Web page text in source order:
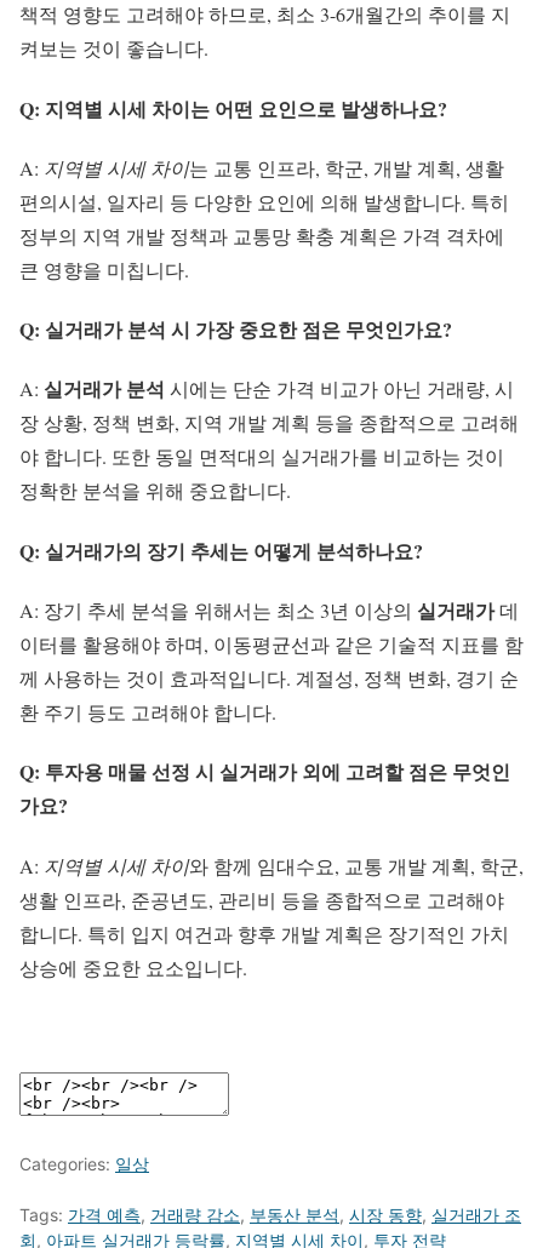
책적 영향도 고려해야 하므로, 최소 3-6개월간의 추이를 지
켜보는 것이 좋습니다.
Q: 지역별 시세 차이는 어떤 요인으로 발생하나요?
A: 지역별 시세 차이는 교통 인프라, 학군, 개발 계획, 생활
편의시설, 일자리 등 다양한 요인에 의해 발생합니다. 특히
정부의 지역 개발 정책과 교통망 확충 계획은 가격 격차에
큰 영향을 미칩니다.
Q: 실거래가 분석 시 가장 중요한 점은 무엇인가요?
A: 실거래가 분석 시에는 단순 가격 비교가 아닌 거래량, 시
장 상황, 정책 변화, 지역 개발 계획 등을 종합적으로 고려해
야 합니다. 또한 동일 면적대의 실거래가를 비교하는 것이
정확한 분석을 위해 중요합니다.
Q: 실거래가의 장기 추세는 어떻게 분석하나요?
A: 장기 추세 분석을 위해서는 최소 3년 이상의 실거래가데
이터를 활용해야 하며, 이동평균선과 같은 기술적 지표를 함
께 사용하는 것이 효과적입니다. 계절성, 정책 변화, 경기 순
환 주기 등도 고려해야 합니다.
Q: 투자용 매물 선정 시 실거래가 외에 고려할 점은 무엇인
가요?
A: 지역별 시세 차이와 함께 임대수요, 교통 개발 계획, 학군,
생활 인프라, 준공년도, 관리비 등을 종합적으로 고려해야
합니다. 특히 입지 여건과 향후 개발 계획은 장기적인 가치
상승에 중요한 요소입니다.
Categories: 일상
Tags: 가격 예측, 거래량 감소, 부동산 분석, 시장 동향, 실거래가 조
회, 아파트 실거래가 등락률, 지역별 시세 차이, 투자 전략